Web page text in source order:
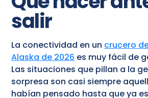
salir
La conectividad en un crucero
Alaska de 2026 es muy fácil de
Las situaciones que pillan a la
sorpresa son casi siempre
habían pensado hasta que ya